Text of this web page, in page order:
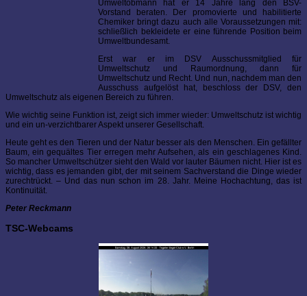
Umweltobmann hat er 14 Jahre lang den BSV-
Vorstand beraten. Der promovierte und habilitierte
Chemiker bringt dazu auch alle Voraussetzungen mit:
schließlich bekleidete er eine führende Position beim
Umweltbundesamt.
Erst war er im DSV Ausschussmitglied für
Umweltschutz und Raumordnung, dann für
Umweltschutz und Recht. Und nun, nachdem man den
Ausschuss aufgelöst hat, beschloss der DSV, den
Umweltschutz als eigenen Bereich zu führen.
Wie wichtig seine Funktion ist, zeigt sich immer wieder: Umweltschutz ist wichtig
und ein un-verzichtbarer Aspekt unserer Gesellschaft.
Heute geht es den Tieren und der Natur besser als den Menschen. Ein gefällter
Baum, ein gequältes Tier erregen mehr Aufsehen, als ein geschlagenes Kind.
So mancher Umweltschützer sieht den Wald vor lauter Bäumen nicht. Hier ist es
wichtig, dass es jemanden gibt, der mit seinem Sachverstand die Dinge wieder
zurechtrückt. – Und das nun schon im 28. Jahr. Meine Hochachtung, das ist
Kontinuität.
Peter Reckmann
TSC-Webcams